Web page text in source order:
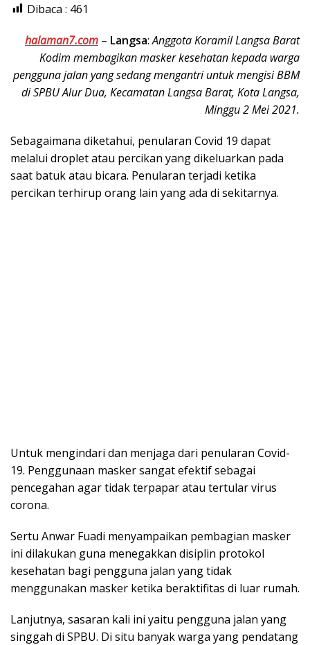
Dibaca : 461
halaman7.com – Langsa:Anggota Koramil Langsa Barat
Kodim membagikan masker kesehatan kepada warga
pengguna jalan yang sedang mengantri untuk mengisi BBM
di SPBU Alur Dua, Kecamatan Langsa Barat, Kota Langsa,
Minggu 2 Mei 2021.
Sebagaimana diketahui, penularan Covid 19 dapat
melalui droplet atau percikan yang dikeluarkan pada
saat batuk atau bicara. Penularan terjadi ketika
percikan terhirup orang lain yang ada di sekitarnya.
Untuk mengindari dan menjaga dari penularan Covid-
19. Penggunaan masker sangat efektif sebagai
pencegahan agar tidak terpapar atau tertular virus
corona.
Sertu Anwar Fuadi menyampaikan pembagian masker
ini dilakukan guna menegakkan disiplin protokol
kesehatan bagi pengguna jalan yang tidak
menggunakan masker ketika beraktifitas di luar rumah.
Lanjutnya, sasaran kali ini yaitu pengguna jalan yang
singgah di SPBU. Di situ banyak warga yang pendatang